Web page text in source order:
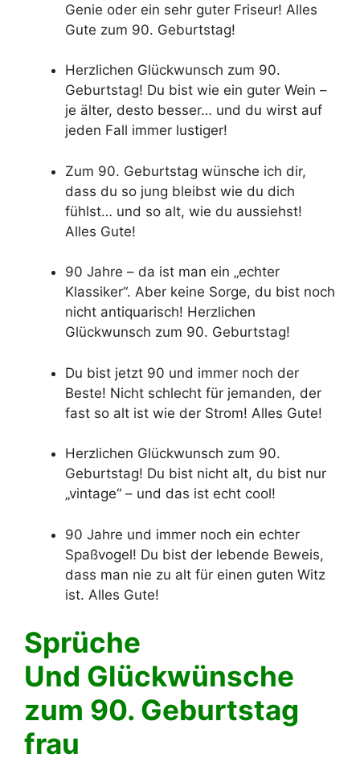
Genie oder ein sehr guter Friseur! Alles
Gute zum 90. Geburtstag!
Herzlichen Glückwunsch zum 90.
Geburtstag! Du bist wie ein guter Wein –
je älter, desto besser… und du wirst auf
jeden Fall immer lustiger!
Zum 90. Geburtstag wünsche ich dir,
dass du so jung bleibst wie du dich
fühlst… und so alt, wie du aussiehst!
Alles Gute!
90 Jahre – da ist man ein „echter
Klassiker“. Aber keine Sorge, du bist noch
nicht antiquarisch! Herzlichen
Glückwunsch zum 90. Geburtstag!
Du bist jetzt 90 und immer noch der
Beste! Nicht schlecht für jemanden, der
fast so alt ist wie der Strom! Alles Gute!
Herzlichen Glückwunsch zum 90.
Geburtstag! Du bist nicht alt, du bist nur
„vintage“ – und das ist echt cool!
90 Jahre und immer noch ein echter
Spaßvogel! Du bist der lebende Beweis,
dass man nie zu alt für einen guten Witz
ist. Alles Gute!
Sprüche
Und Glückwünsche
zum 90. Geburtstag
frau